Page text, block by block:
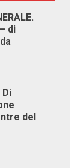
di
Di
del